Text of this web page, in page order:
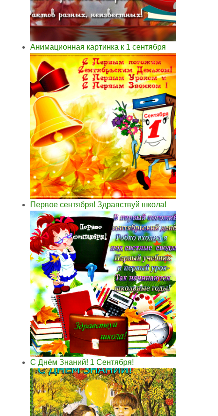
Анимационная картинка к 1 сентября
Первое сентября! Здравствуй школа!
С Днём Знаний! 1 Сентября!